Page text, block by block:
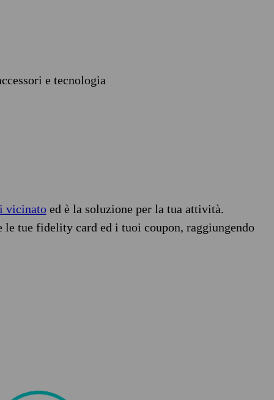
e tecnologia
vicinatoed è la soluzione per la tua attività.
tue fidelity card ed i tuoi coupon, raggiungendo